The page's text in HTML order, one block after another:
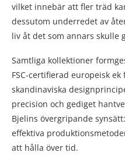
vilket innebär att fler träd
dessutom underredet av
liv åt det som annars skulle
Samtliga kollektioner
FSC-certifierad europeisk
skandinaviska
precision och gediget
Bjelins övergripande
effektiva
att hålla över tid.